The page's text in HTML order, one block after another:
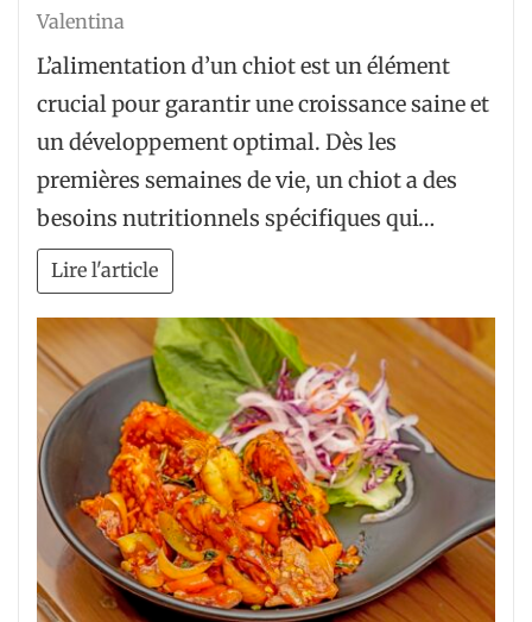
Valentina
L’alimentation d’un chiot est un élément
crucial pour garantir une croissance saine et
un développement optimal. Dès les
premières semaines de vie, un chiot a des
besoins nutritionnels spécifiques qui…
Lire l'article